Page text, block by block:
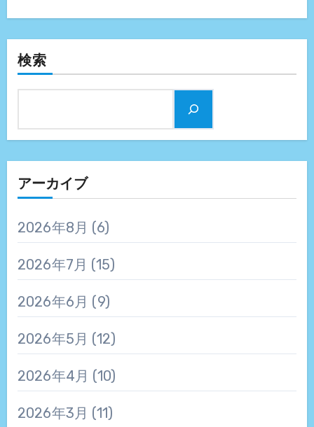
検索
アーカイブ
2026年8月 (6)
2026年7月 (15)
2026年6月 (9)
2026年5月 (12)
2026年4月 (10)
2026年3月 (11)